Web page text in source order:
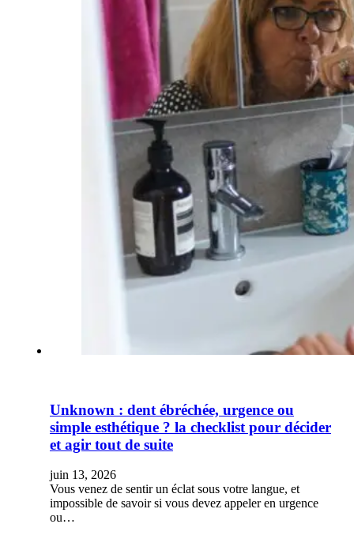
Unknown : dent ébréchée, urgence ou
simple esthétique ? la checklist pour décider
et agir tout de suite
juin 13, 2026
Vous venez de sentir un éclat sous votre langue, et
impossible de savoir si vous devez appeler en urgence
ou…